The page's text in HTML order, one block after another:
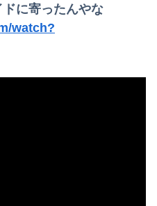
に寄ったんやな
watch?